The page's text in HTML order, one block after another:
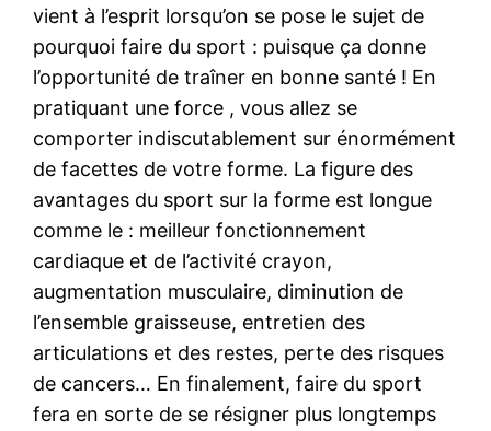
vient à l’esprit lorsqu’on se pose le sujet de
pourquoi faire du sport : puisque ça donne
l’opportunité de traîner en bonne santé ! En
pratiquant une force , vous allez se
comporter indiscutablement sur énormément
de facettes de votre forme. La figure des
avantages du sport sur la forme est longue
comme le : meilleur fonctionnement
cardiaque et de l’activité crayon,
augmentation musculaire, diminution de
l’ensemble graisseuse, entretien des
articulations et des restes, perte des risques
de cancers… En finalement, faire du sport
fera en sorte de se résigner plus longtemps